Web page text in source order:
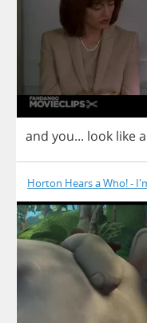
and you... look likea
Horton Hears a Who! -